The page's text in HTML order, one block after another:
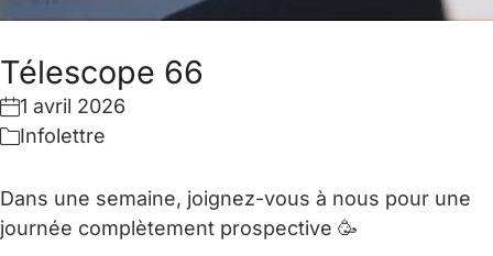
Télescope 66
1 avril 2026
Infolettre
Dans une semaine, joignez-vous à nous pour une
journée complètement prospective 🥳